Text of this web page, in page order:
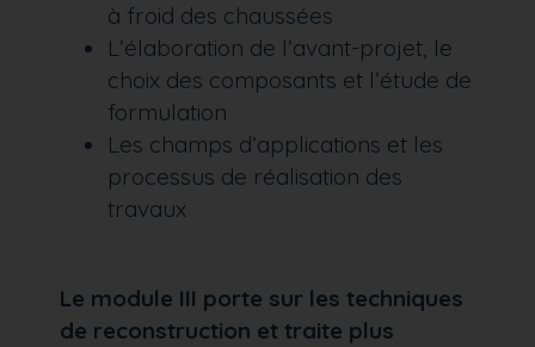
à froid des chaussées
L’élaboration de l’avant-projet, le
choix des composants et l’étude de
formulation
Les champs d’applications et les
processus de réalisation des
travaux
Le module III porte sur les techniques
de reconstruction et traite plus